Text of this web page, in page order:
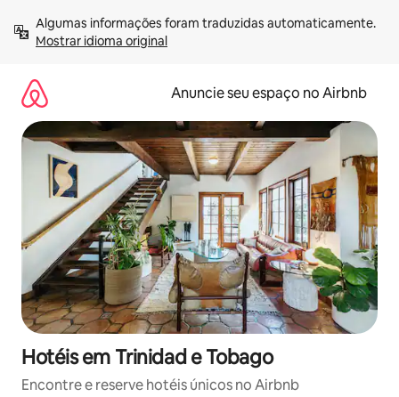
para
Mostrar idioma original
Anuncie seu espaço no Airbnb
Hotéis em Trinidad e Tobago
Encontre e reserve hotéis únicos no Airbnb